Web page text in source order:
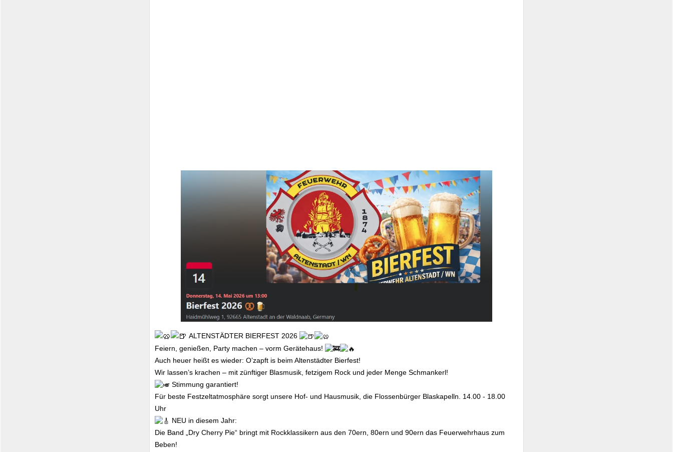
ALTENSTÄDTER BIERFEST 2026
Feiern, genießen, Party machen – vorm Gerätehaus!
Auch heuer heißt es wieder: O’zapft is beim Altenstädter Bierfest!
Wir lassen’s krachen – mit zünftiger Blasmusik, fetzigem Rock und jeder Menge Schmankerl!
Stimmung garantiert!
Für beste Festzeltatmosphäre sorgt unsere Hof- und Hausmusik, die Flossenbürger Blaskapelln. 14.00 - 18.00
Uhr
NEU in diesem Jahr:
Die Band „Dry Cherry Pie“ bringt mit Rockklassikern aus den 70ern, 80ern und 90ern das Feuerwehrhaus zum
Beben!